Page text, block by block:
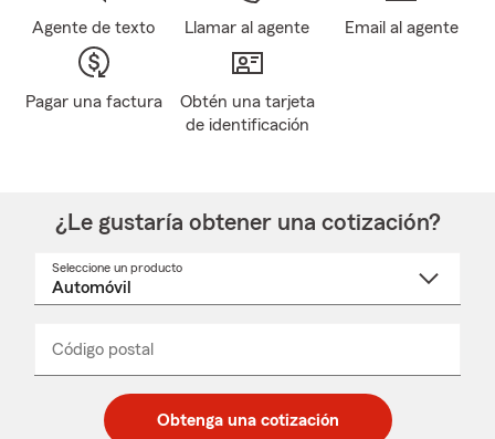
Agente de texto Llamar al agente Email al agente
Pagar una factura
Obtén una tarjeta
de identificación
¿Le gustaría obtener una cotización?
Seleccione un producto
desplegable
Código postal
de
de
_____
Obtenga una cotización